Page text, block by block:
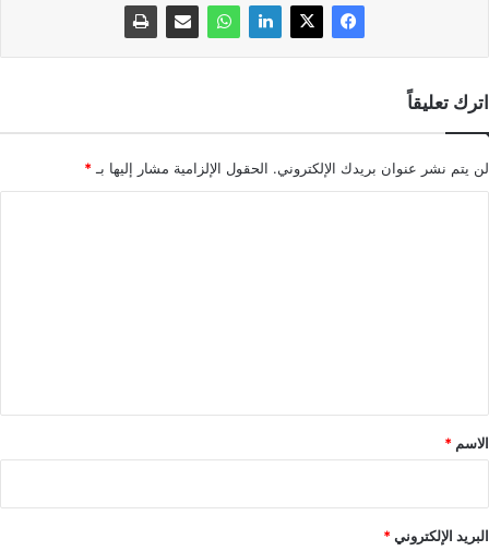
اترك تعليقاً
لن يتم نشر عنوان بريدك الإلكتروني. الحقول الإلزامية مشار إليها بـ *
*
الاسم *
البريد الإلكتروني*